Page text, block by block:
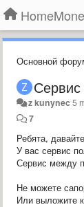
Основной
z kunynec5
7
Ребята,
У вас сервис
Сервис между
Не можете
Или выложите